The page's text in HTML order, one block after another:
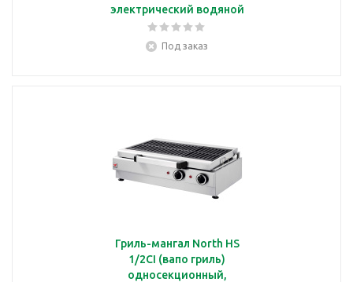
электрический водяной
с решеткой-ТЭНом
56,5*47,5 см
Под заказ
Гриль-мангал North HS
1/2CI (вапо гриль)
односекционный,